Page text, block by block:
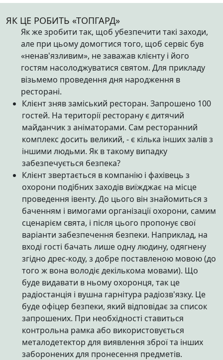
ЯК ЦЕ РОБИТЬ «ТОПГАРД»
Як же зробити так, щоб убезпечити такі заходи,
але при цьому домогтися того, щоб сервіс був
«ненав'язливим», не заважав клієнту і його
гостям насолоджуватися святом. Для прикладу
візьмемо проведення дня народження в
ресторані.
Клієнт зняв заміський ресторан. Запрошено 100
гостей. На території ресторану є дитячий
майданчик з аніматорами. Сам ресторанний
комплекс досить великий, - є кілька інших залів з
іншими людьми. Як в такому випадку
забезпечується безпека?
Клієнт звертається в компанію і фахівець з
охорони подібних заходів виїжджає на місце
проведення івенту. До цього він знайомиться з
баченням і вимогами організації охорони, самим
сценарієм свята, і після цього пропонує свої
варіанти забезпечення безпеки. Наприклад, на
вході гості бачать лише одну людину, одягнену
згідно дрес-коду, з добре поставленою мовою (до
того ж вона володіє декількома мовами). Що
буде видавати в ньому охоронця, так це
радіостанція і вушна гарнітура радіозв'язку. Це
буде офіцер безпеки, який відповідає за список
запрошених. При необхідності ставиться
контрольна рамка або використовується
металодетектор для виявлення зброї та інших
заборонених для пронесення предметів.